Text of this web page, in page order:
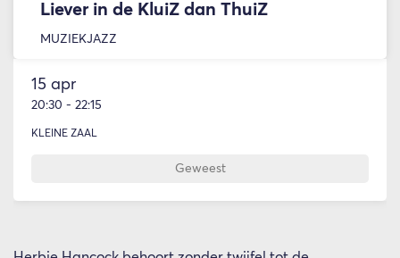
Liever in de KluiZ dan ThuiZ
MUZIEKJAZZ
15 apr
20:30 - 22:15
KLEINE ZAAL
Geweest